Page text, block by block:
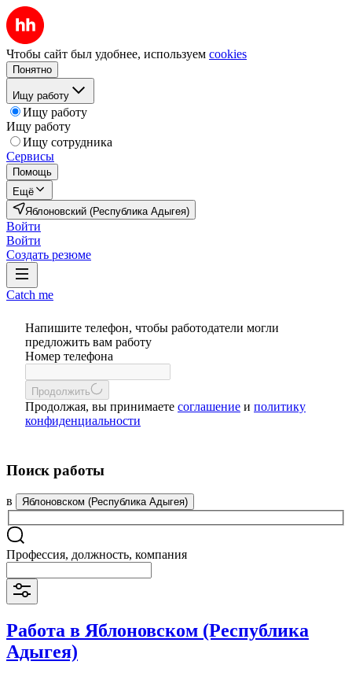
Чтобы сайт был удобнее, используем cookies
Понятно
Ищу работу
Ищу работу
Ищу работу
Ищу сотрудника
Сервисы
Помощь
Ещё
Яблоновский (Республика Адыгея)
Войти
Войти
Создать резюме
Catch me
Напишите телефон, чтобы работодатели могли
предложить вам работу
Номер телефона
Продолжить
Продолжая, вы принимаете соглашение и политику
конфиденциальности
Поиск работы
в Яблоновском (Республика Адыгея)
Профессия, должность, компания
Работа в Яблоновском (Республика
Адыгея)